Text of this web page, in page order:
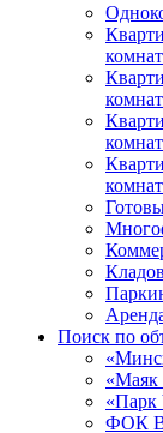
Поиск по
«Маяк
«Парк
ФОК